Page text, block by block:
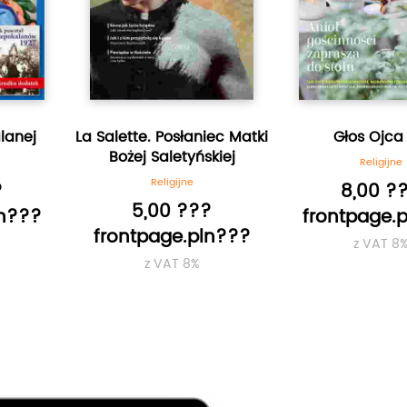
Matki
Głos Ojca Pio
Religijne
8,00 ???
frontpage.pln???
z VAT 8%
Łzy
Numer